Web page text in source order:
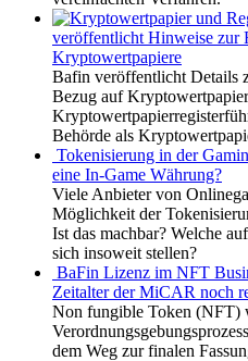
veröffentlicht Hinweise zur
Kryptowertpapiere
Bafin veröffentlicht Details
Bezug auf
Behörde als
Tokenisierung in der
eine In-Game Währung?
Viele Anbieter von
Möglichkeit der
Ist das machbar? Welche
sich insoweit stellen?
BaFin Lizenz im NFT
Zeitalter der MiCAR noch
Non fungible Token (NFT)
dem Weg zur finalen